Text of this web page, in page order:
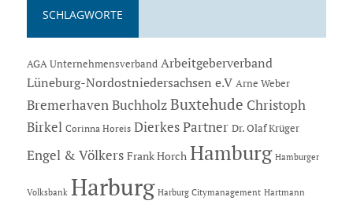
SCHLAGWORTE
AGA Unternehmensverband Arbeitgeberverband
Lüneburg-Nordostniedersachsen e.V Arne Weber
Bremerhaven Buchholz Buxtehude Christoph
Birkel Corinna Horeis Dierkes Partner Dr. Olaf Krüger
Engel & Völkers Frank Horch Hamburg Hamburger
Volksbank Harburg Harburg Citymanagement Hartmann